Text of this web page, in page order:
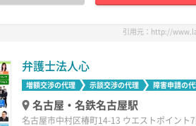
引用元：http://
弁護士法人心
増額交渉の代理 示談交渉の代理 障害申請の
名古屋・名鉄名古屋駅
名古屋市中村区椿町14-13 ウエストポイント